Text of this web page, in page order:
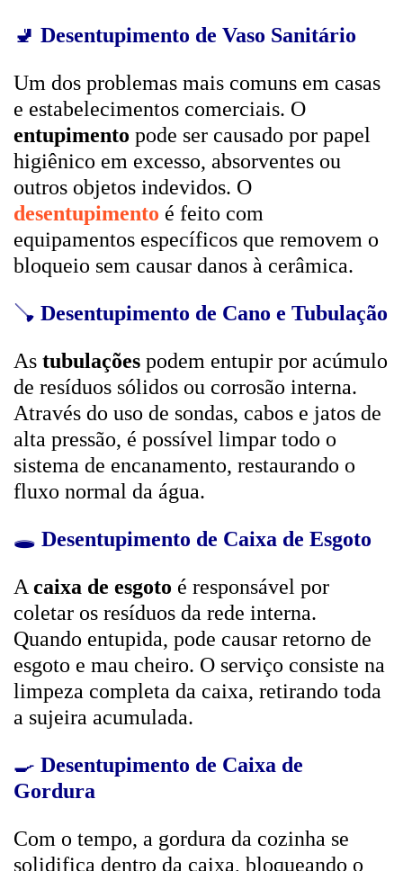
🚽 Desentupimento de Vaso Sanitário
Um dos problemas mais comuns em casas
e estabelecimentos comerciais. O
entupimento pode ser causado por papel
higiênico em excesso, absorventes ou
outros objetos indevidos. O
desentupimento é feito com
equipamentos específicos que removem o
bloqueio sem causar danos à cerâmica.
🪠 Desentupimento de Cano e Tubulação
As tubulações podem entupir por acúmulo
de resíduos sólidos ou corrosão interna.
Através do uso de sondas, cabos e jatos de
alta pressão, é possível limpar todo o
sistema de encanamento, restaurando o
fluxo normal da água.
🕳️ Desentupimento de Caixa de Esgoto
A caixa de esgoto é responsável por
coletar os resíduos da rede interna.
Quando entupida, pode causar retorno de
esgoto e mau cheiro. O serviço consiste na
limpeza completa da caixa, retirando toda
a sujeira acumulada.
🍳 Desentupimento de Caixa de
Gordura
Com o tempo, a gordura da cozinha se
solidifica dentro da caixa, bloqueando o